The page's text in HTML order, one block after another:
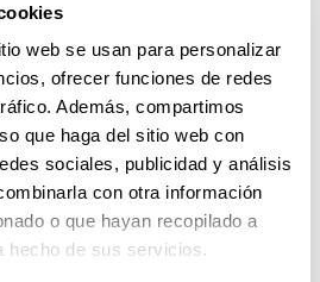
web se usan para personalizar
ofrecer funciones de redes
Además, compartimos
que haga del sitio web con
sociales, publicidad y análisis
con otra información
o que hayan recopilado a
hecho de sus servicios.
,eBay
colocarlos.